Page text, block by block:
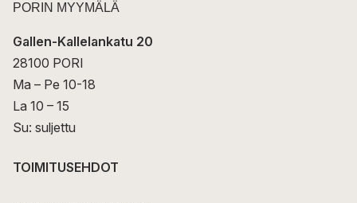
PORIN MYYMÄLÄ
Gallen-Kallelankatu 20
28100 PORI
Ma – Pe 10-18
La 10 – 15
Su: suljettu
TOIMITUSEHDOT